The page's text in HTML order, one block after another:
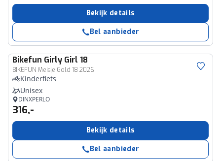
Bekijk details
Bel aanbieder
Bikefun Girly Girl 18
BIKEFUN Meisje Gold 18 2026
Kinderfiets
Unisex
DINXPERLO
316,-
Bekijk details
Bel aanbieder